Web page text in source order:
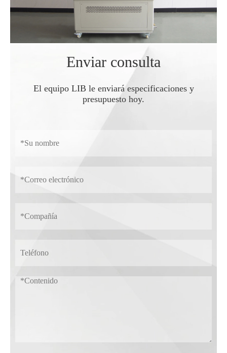
Enviar consulta
El equipo LIB le enviará especificaciones y
presupuesto hoy.